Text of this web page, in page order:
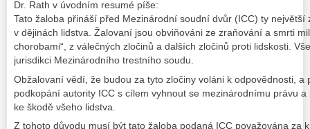
Dr. Rath v úvodním resumé píše:
Tato žaloba přináší před Mezinárodní soudní dvůr (ICC) ty největší
v dějinách lidstva. Žalovaní jsou obviňováni ze zraňování a smrti
chorobami“, z válečných zločinů a dalších zločinů proti lidskosti.
jurisdikci Mezinárodního trestního soudu.
Obžalovaní vědí, že budou za tyto zločiny voláni k odpovědnosti, a
podkopání autority ICC s cílem vyhnout se mezinárodnímu právu
ke škodě všeho lidstva.
Z tohoto důvodu musí být tato žaloba podaná ICC považována za